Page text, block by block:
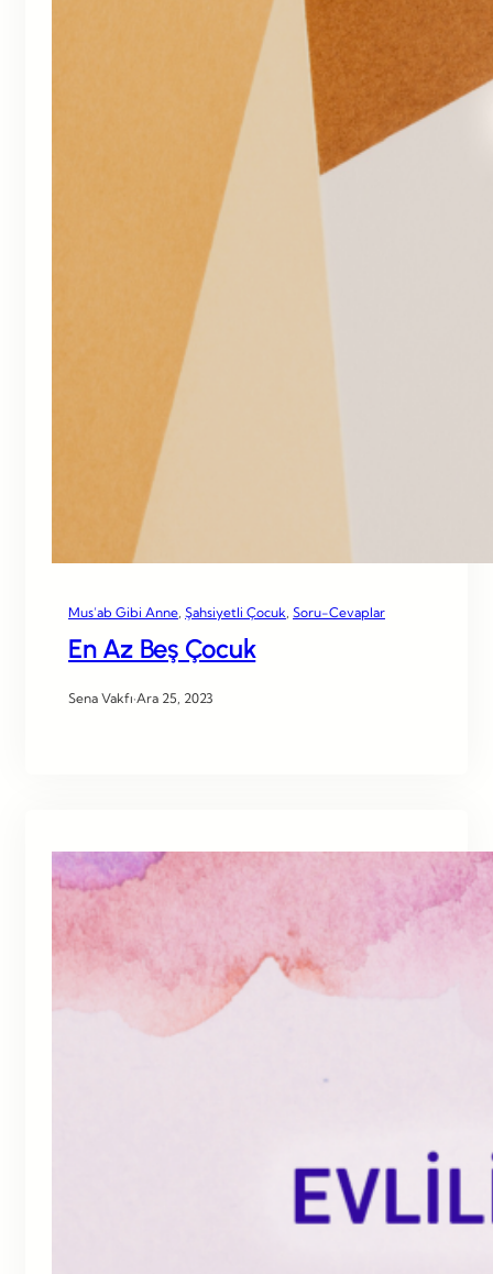
Mus’ab Gibi Anne Şahsiyetli Çocuk Soru-Cevaplar
En Az Beş Çocuk
Sena Vakfı·Ara 25, 2023